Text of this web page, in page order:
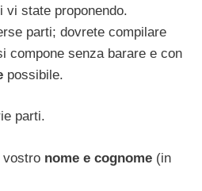
vi state proponendo.
parti; dovrete compilare
compone senza barare e con
possibile.
parti.
vostro nome e cognome (in